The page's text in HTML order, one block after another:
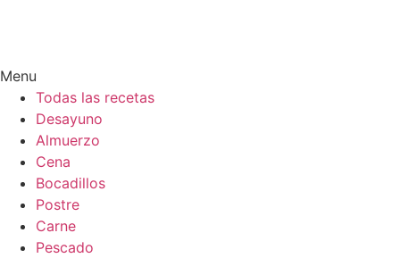
Menu
Todas las recetas
Desayuno
Almuerzo
Cena
Bocadillos
Postre
Carne
Pescado